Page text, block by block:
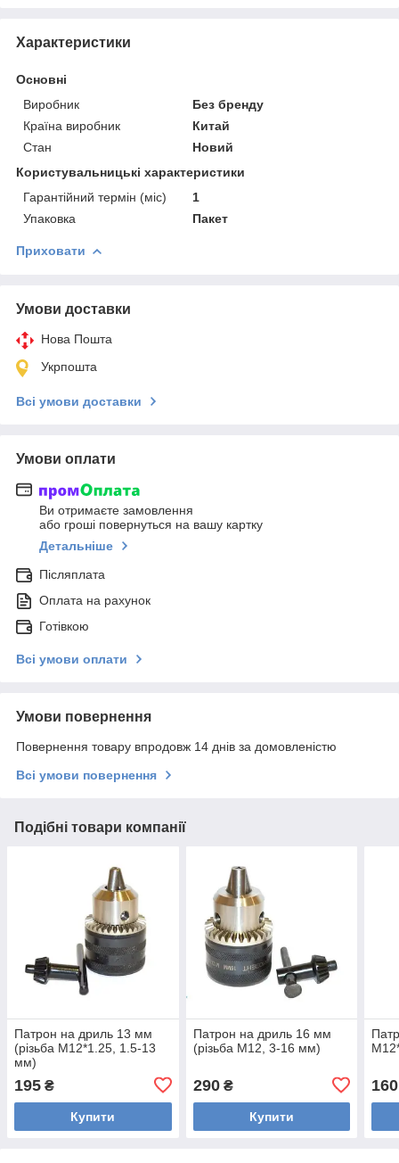
Характеристики
Основні
Виробник
Без бренду
Країна виробник
Китай
Стан
Новий
Користувальницькі характеристики
Гарантійний термін (міс)
1
Упаковка
Пакет
Приховати
Умови доставки
Нова Пошта
Укрпошта
Всі умови доставки
Умови оплати
Ви отримаєте замовлення
або гроші повернуться на вашу картку
Детальніше
Післяплата
Оплата на рахунок
Готівкою
Всі умови оплати
Умови повернення
Повернення товару впродовж 14 днів за домовленістю
Всі умови повернення
Подібні товари компанії
Патрон на дриль 13 мм
(різьба М12*1.25, 1.5-13
мм)
195 ₴
Купити
Патрон на дриль 16 мм
(різьба М12, 3-16 мм)
290₴
Купити
160